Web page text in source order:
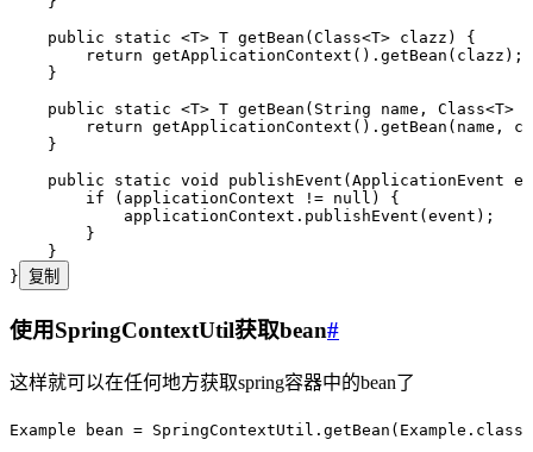
    public
static <T> T getBean ( Class<T> clazz )
{
        return
getApplicationContext () . getBean ( clazz ) ;
    }
    public
static <T> T getBean ( String name , Class<T>
        return
getApplicationContext () . getBean ( name ,
    }
    public
static void publishEvent ( ApplicationEvent
        if
(applicationContext != null ) {
            applicationContext
. publishEvent ( event ) ;
        }
    }
} 复制
使用SpringContextUtil获取bean#
这样就可以在任何地方获取spring容器中的bean了
Example bean = SpringContextUtil . getBean ( Example . class